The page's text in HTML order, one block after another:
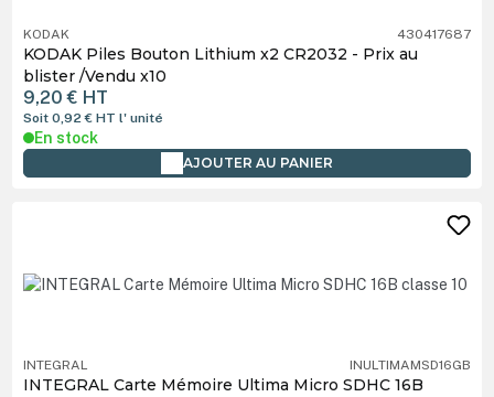
KODAK 430417687
KODAK Piles Bouton Lithium x2 CR2032 - Prix au
blister /Vendu x10
9,20 € HT
Soit 0,92 €HTl' unité
En stock
AJOUTER AU PANIER
INTEGRAL INULTIMAMSD16GB
INTEGRAL Carte Mémoire Ultima Micro SDHC 16B